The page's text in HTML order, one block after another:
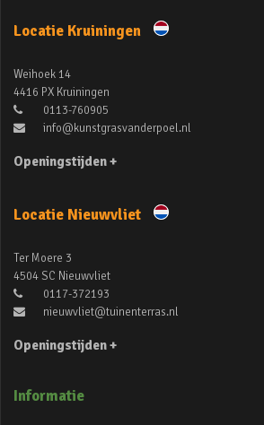
Locatie Kruiningen
Weihoek 14
4416 PX Kruiningen
0113-760905
info@kunstgrasvanderpoel.nl
Openingstijden +
Locatie Nieuwvliet
Ter Moere 3
4504 SC Nieuwvliet
0117-372193
nieuwvliet@tuinenterras.nl
Openingstijden +
Informatie